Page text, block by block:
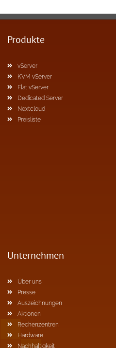
Produkte
vServer
KVM vServer
Flat vServer
Dedicated Server
Nextcloud
Preisliste
Unternehmen
Über uns
Presse
Auszeichnungen
Aktionen
Rechenzentren
Hardware
Nachhaltigkeit